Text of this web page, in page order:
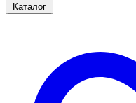
Каталог